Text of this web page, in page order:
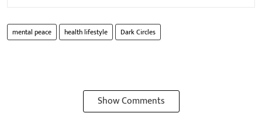
mental peace health lifestyle Dark Circles
Show Comments